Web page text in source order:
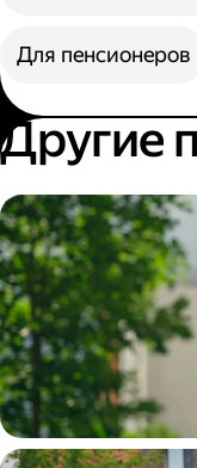
Для пенсионеров
Другие